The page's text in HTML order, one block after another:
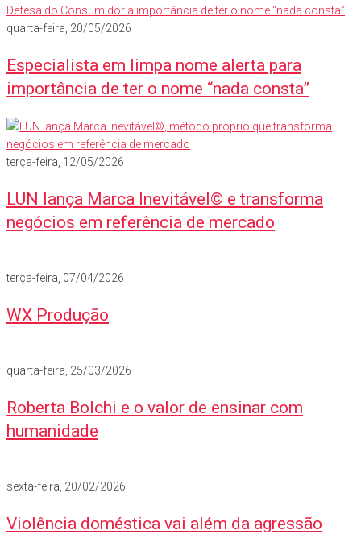
Especialista em limpa nome alerta para
importância de ter o nome “nada consta”
quarta-feira, 20/05/2026
LUN lança Marca Inevitável© e transforma
negócios em referência de mercado
terça-feira, 12/05/2026
WX Produção
terça-feira, 07/04/2026
Roberta Bolchi e o valor de ensinar com
humanidade
quarta-feira, 25/03/2026
Violência doméstica vai além da agressão
sexta-feira, 20/02/2026